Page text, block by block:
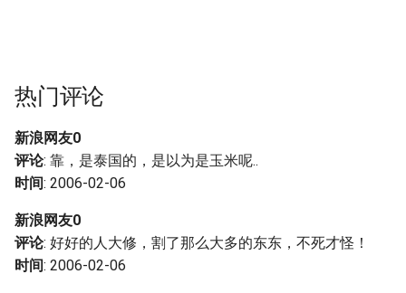
热门评论
新浪网友0
评论: 靠，是泰国的，是以为是玉米呢..
时间: 2006-02-06
新浪网友0
评论: 好好的人大修，割了那么大多的东东，不死才怪！
时间: 2006-02-06